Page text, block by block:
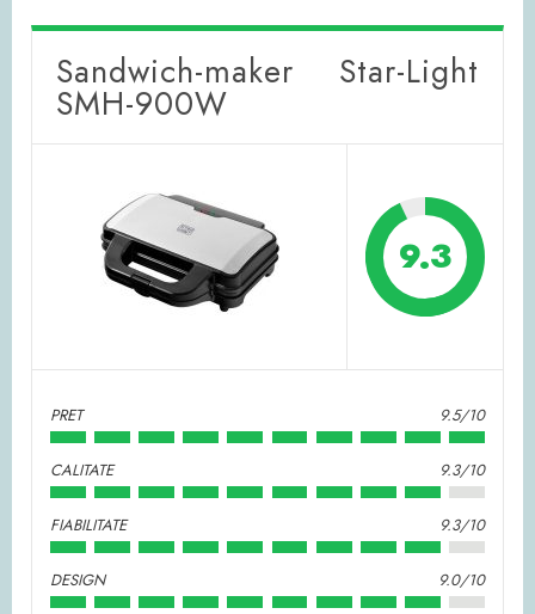
Sandwich-maker Star-Light
SMH-900W
9.3
PRET 9.5/10
CALITATE 9.3/10
FIABILITATE 9.3/10
DESIGN 9.0/10